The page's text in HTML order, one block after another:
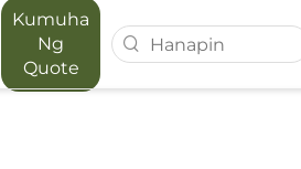
Kumuha
Ng
Quote